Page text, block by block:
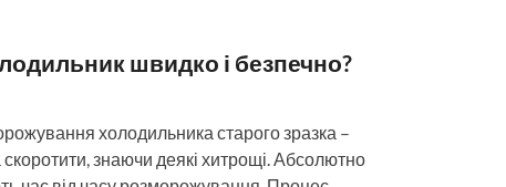
швидко і безпечно?
холодильника старого зразка –
знаючи деякі хитрощі. Абсолютно